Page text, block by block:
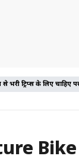
ट्रिप्स के लिए चाहिए
Bike